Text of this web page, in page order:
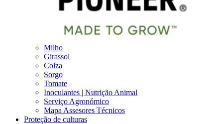
Milho
Girassol
Colza
Sorgo
Tomate
Inoculantes | Nutrição Animal
Serviço Agronómico
Mapa Assesores Técnicos
Proteção de culturas